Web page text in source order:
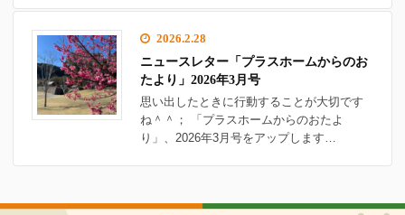
2026.2.28
ニュースレター「プラスホームからのお
たより」2026年3月号
思い出したときに行動することが大切です
ね＾＾； 「プラスホームからのおたよ
り」、2026年3月号をアップします…